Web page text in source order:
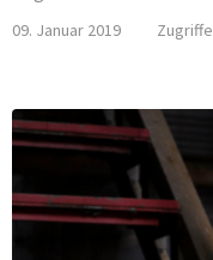
09. Januar 2019